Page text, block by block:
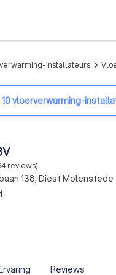
installateurs arrow_forward_ios
10 vloerverwarming-
reviews)
138, Diest Molenstede
Reviews